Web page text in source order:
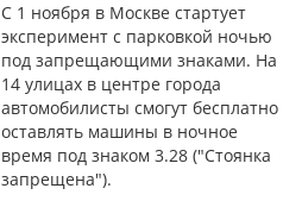
С 1 ноября в Москве стартует
эксперимент с парковкой ночью
под запрещающими знаками. На
14 улицах в центре города
автомобилисты смогут бесплатно
оставлять машины в ночное
время под знаком 3.28 ("Стоянка
запрещена").